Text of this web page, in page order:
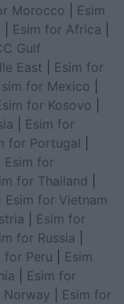
Morocco
Esim
Esim for Africa
Gulf
East
Esim for
for Mexico
for Kosovo
Esim for
for Portugal
Esim for
for Thailand
Esim for Vietnam
Esim for
for Russia
for Peru
Esim
Esim for
Norway
Esim for